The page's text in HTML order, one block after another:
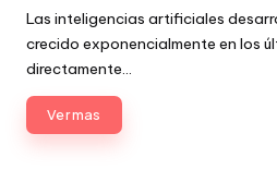
por
Las inteligencias artificiales
crecido exponencialmente en los
directamente…
Ver mas